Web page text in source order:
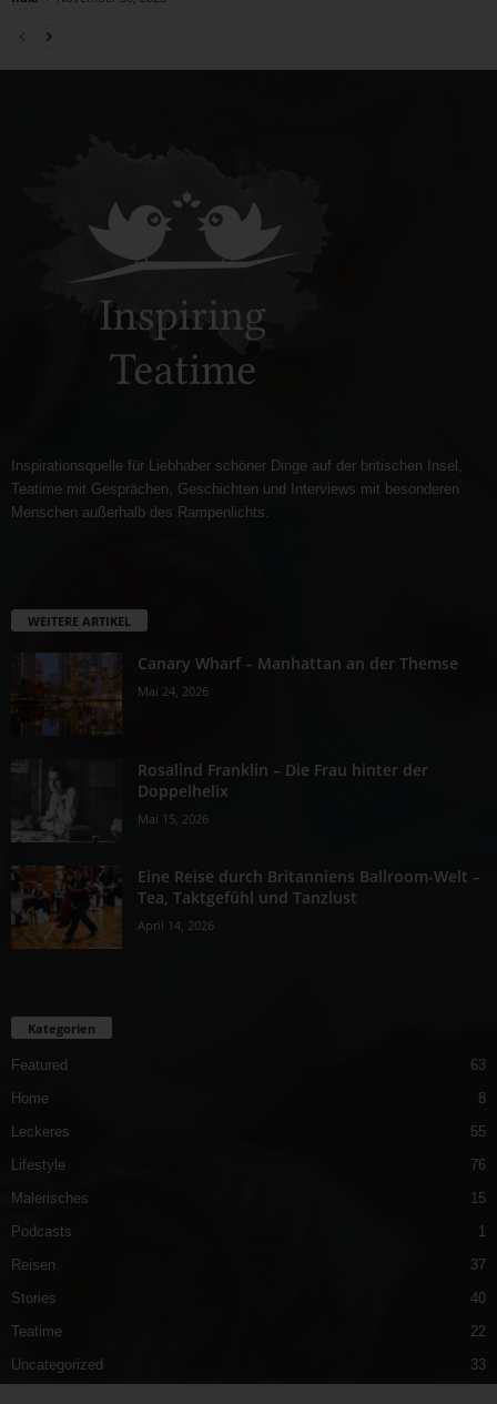
Inspirationsquelle für Liebhaber schöner Dinge auf der britischen Insel,
Teatime mit Gesprächen, Geschichten und Interviews mit besonderen
Menschen außerhalb des Rampenlichts.
WEITERE ARTIKEL
Canary Wharf – Manhattan an der Themse
Mai 24, 2026
Rosalind Franklin – Die Frau hinter der
Doppelhelix
Mai 15, 2026
Eine Reise durch Britanniens Ballroom-Welt –
Tea, Taktgefühl und Tanzlust
April 14, 2026
Kategorien
Featured
63
Home
8
Leckeres
55
Lifestyle
76
Malerisches
15
Podcasts
1
Reisen
37
Stories
40
Teatime
22
Uncategorized
33